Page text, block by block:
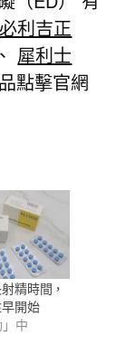
必利吉正
、 犀利士
點擊官網
精時間，
開始
中